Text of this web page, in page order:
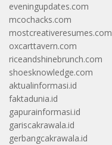
eveningupdates.com
mcochacks.com
mostcreativeresumes.com
oxcarttavern.com
riceandshinebrunch.com
shoesknowledge.com
aktualinformasi.id
faktadunia.id
gapurainformasi.id
gariscakrawala.id
gerbangcakrawala.id